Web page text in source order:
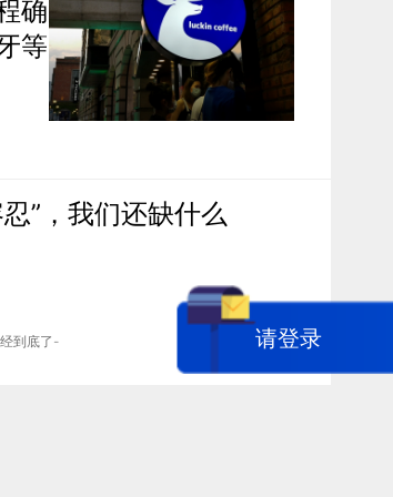
确
等
”，我们还缺什么
到底了- 请登录